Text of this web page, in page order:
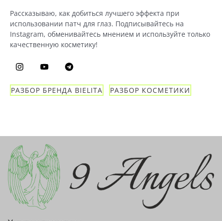
Рассказываю, как добиться лучшего эффекта при
использовании патч для глаз. Подписывайтесь на
Instagram, обменивайтесь мнением и используйте только
качественную косметику!
РАЗБОР БРЕНДА BIELITA РАЗБОР КОСМЕТИКИ